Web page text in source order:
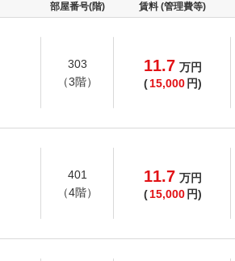
部屋番号(階) 賃料 (管理費等)
303
（3階）
11.7 万円
( 15,000 円)
401
（4階）
11.7 万円
( 15,000 円)